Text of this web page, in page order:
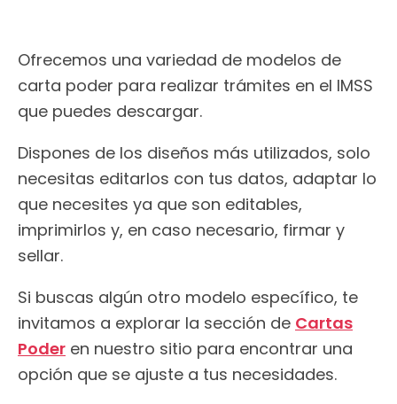
Ofrecemos una variedad de modelos de
carta poder para realizar trámites en el IMSS
que puedes descargar.
Dispones de los diseños más utilizados, solo
necesitas editarlos con tus datos, adaptar lo
que necesites ya que son editables,
imprimirlos y, en caso necesario, firmar y
sellar.
Si buscas algún otro modelo específico, te
invitamos a explorar la sección de Cartas
Poder en nuestro sitio para encontrar una
opción que se ajuste a tus necesidades.